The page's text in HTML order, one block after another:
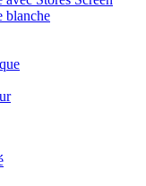
blanche